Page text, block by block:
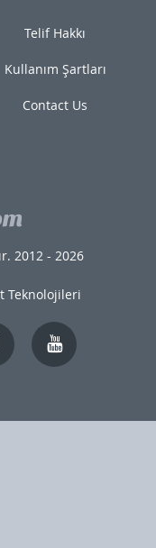
Telif Hakkı
Kullanım Şartları
Contact Us
2012 - 2026
Teknolojileri